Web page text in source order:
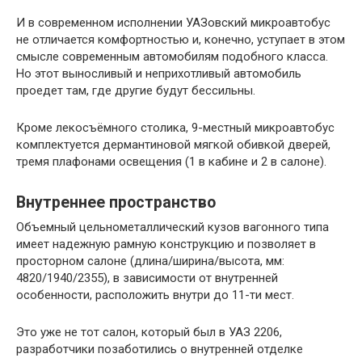
И в современном исполнении УАЗовский микроавтобус
не отличается комфортностью и, конечно, уступает в этом
смысле современным автомобилям подобного класса.
Но этот выносливый и неприхотливый автомобиль
проедет там, где другие будут бессильны.
Кроме лекосъёмного столика, 9-местный микроавтобус
комплектуется дермантиновой мягкой обивкой дверей,
тремя плафонами освещения (1 в кабине и 2 в салоне).
Внутреннее пространство
Объемный цельнометаллический кузов вагонного типа
имеет надежную рамную конструкцию и позволяет в
просторном салоне (длина/ширина/высота, мм:
4820/1940/2355), в зависимости от внутренней
особенности, расположить внутри до 11-ти мест.
Это уже не тот салон, который был в УАЗ 2206,
разработчики позаботились о внутренней отделке